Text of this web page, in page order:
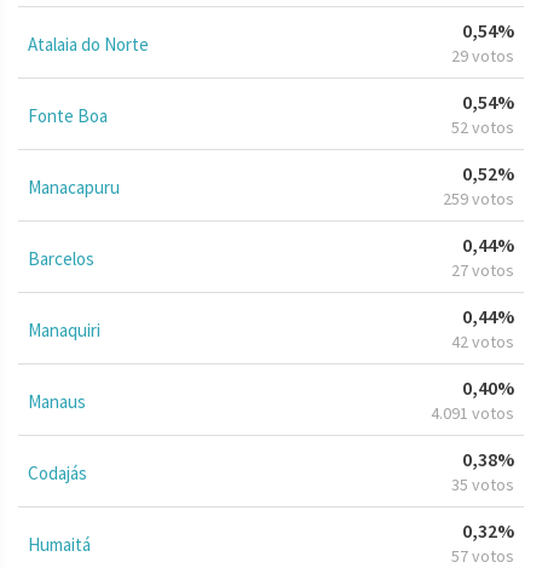
Atalaia do Norte
0,54%
29 votos
Fonte Boa
0,54%
52 votos
Manacapuru
0,52%
259 votos
Barcelos
0,44%
27 votos
Manaquiri
0,44%
42 votos
Manaus
0,40%
4.091 votos
Codajás
0,38%
35 votos
Humaitá
0,32%
57 votos